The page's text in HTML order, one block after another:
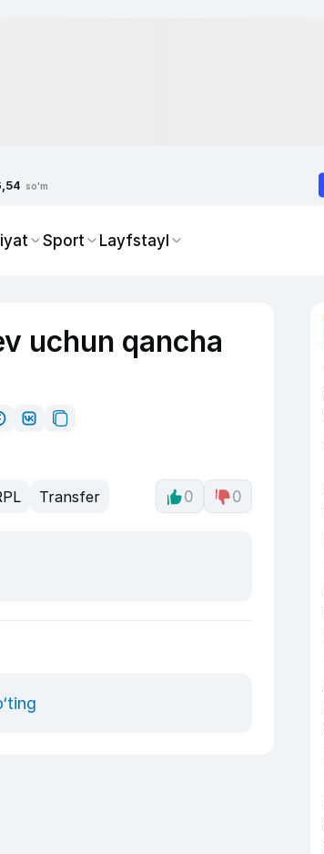
so'm
Sport Layfstayl
uchun qancha
Transfer 0 0